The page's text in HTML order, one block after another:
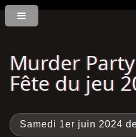
Murder
Fête du jeu
Samedi 1er juin 2024